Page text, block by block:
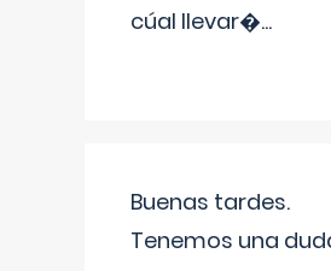
cúal llevar�...
Buenas tardes.
Tenemos una